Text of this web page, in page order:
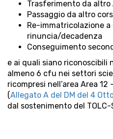
Trasferimento da altro
Passaggio da altro
Re-immatricolazione
rinuncia/decadenza
Conseguimento
e ai quali siano riconoscibili
almeno 6 cfu nei settori
ricompresi nell’area Area
(Allegato A del DM del 4
dal sostenimento del TOLC-